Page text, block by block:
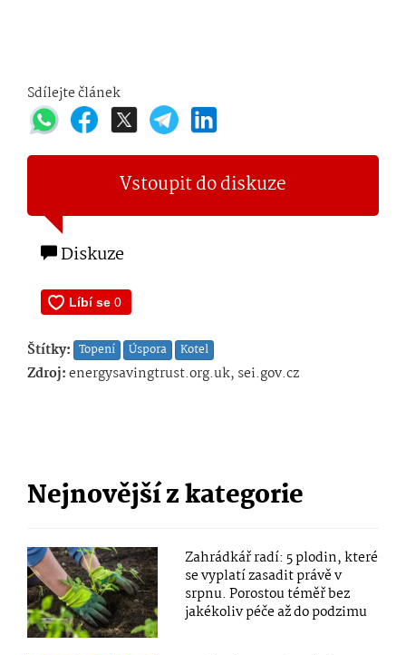
Sdílejte článek
Vstoupit do diskuze
Diskuze
Štítky: Topení Úspora Kotel
Zdroj:energysavingtrust.org.uk, sei.gov.cz
Nejnovější z kategorie
Zahrádkář radí: 5 plodin, které
se vyplatí zasadit právě v
srpnu. Porostou téměř bez
jakékoliv péče až do podzimu